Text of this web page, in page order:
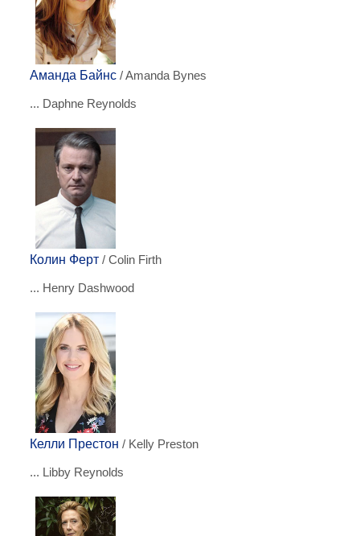
Аманда Байнс / Amanda Bynes
... Daphne Reynolds
Колин Ферт / Colin Firth
... Henry Dashwood
Келли Престон / Kelly Preston
... Libby Reynolds